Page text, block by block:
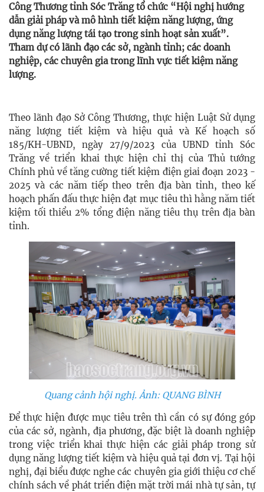
Công Thương tỉnh Sóc Trăng tổ chức “Hội nghị hướng
dẫn giải pháp và mô hình tiết kiệm năng lượng, ứng
dụng năng lượng tái tạo trong sinh hoạt sản xuất”.
Tham dự có lãnh đạo các sở, ngành tỉnh; các doanh
nghiệp, các chuyên gia trong lĩnh vực tiết kiệm năng
lượng.
Theo lãnh đạo Sở Công Thương, thực hiện Luật Sử dụng
năng lượng tiết kiệm và hiệu quả và Kế hoạch số
185/KH-UBND, ngày 27/9/2023 của UBND tỉnh Sóc
Trăng về triển khai thực hiện chỉ thị của Thủ tướng
Chính phủ về tăng cường tiết kiệm điện giai đoạn 2023 -
2025 và các năm tiếp theo trên địa bàn tỉnh, theo kế
hoạch phấn đấu thực hiện đạt mục tiêu thì hằng năm tiết
kiệm tối thiểu 2% tổng điện năng tiêu thụ trên địa bàn
tỉnh.
Quang cảnh hội nghị. Ảnh: QUANG BÌNH
Để thực hiện được mục tiêu trên thì cần có sự đóng góp
của các sở, ngành, địa phương, đặc biệt là doanh nghiệp
trong việc triển khai thực hiện các giải pháp trong sử
dụng năng lượng tiết kiệm và hiệu quả tại đơn vị. Tại hội
nghị, đại biểu được nghe các chuyên gia giới thiệu cơ chế
chính sách về phát triển điện mặt trời mái nhà tự sản, tự